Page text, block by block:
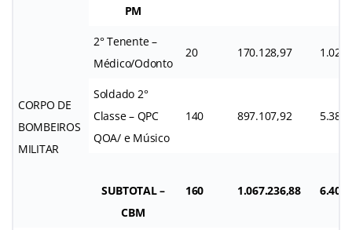
PM
CORPO DE
BOMBEIROS
MILITAR
2° Tenente –
Médico/Odonto
20 170.128,97
Soldado 2°
Classe – QPC
QOA/ e Músico
140 897.107,92
SUBTOTAL –
CBM
160 1.067.236,88